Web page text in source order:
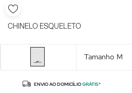
CHINELO ESQUELETO
Tamanho M
ENVIO AO DOMICÍLIOGRÁTIS*